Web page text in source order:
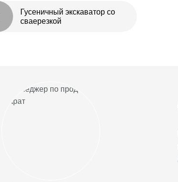
Гусеничный экскаватор со
сваерезкой